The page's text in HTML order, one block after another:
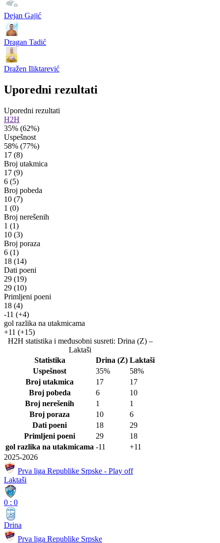
Dejan Gajić
Dragan Tadić
Dražen Iliktarević
Uporedni rezultati
Uporedni rezultati
H2H
35% (62%)
Uspešnost
58% (77%)
17 (8)
Broj utakmica
17 (9)
6 (5)
Broj pobeda
10 (7)
1 (0)
Broj nerešenih
1 (1)
10 (3)
Broj poraza
6 (1)
18 (14)
Dati poeni
29 (19)
29 (10)
Primljeni poeni
18 (4)
-11 (+4)
gol razlika na utakmicama
+11 (+15)
H2H statistika i međusobni susreti: Drina (Z) –
Laktaši
Statistika
Drina (Z) Laktaši
Uspešnost
35%
58%
Broj utakmica
17
17
Broj pobeda
6
10
Broj nerešenih
1
1
Broj poraza
10
6
Dati poeni
18
29
Primljeni poeni
29
18
gol razlika na utakmicama -11
+11
2025-2026
Prva liga Republike Srpske - Play off
Laktaši
0 : 0
Drina
Prva liga Republike Srpske